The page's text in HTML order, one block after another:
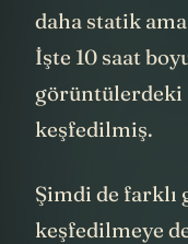
görüntüleri
daha statik
İşte 10 saat
görüntülerdeki
Şimdi de farklı